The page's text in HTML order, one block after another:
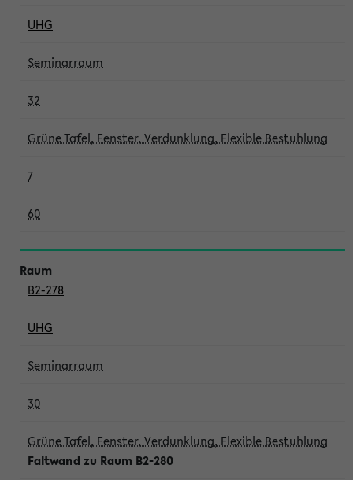
UHG
Seminarraum
32
Grüne Tafel, Fenster, Verdunklung, Flexible Bestuhlung
7
60
B2-278
UHG
Seminarraum
30
Grüne Tafel, Fenster, Verdunklung, Flexible Bestuhlung
Faltwand zu Raum B2-280